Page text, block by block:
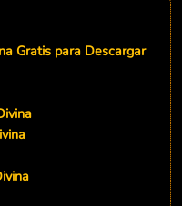
Gratis para Descargar